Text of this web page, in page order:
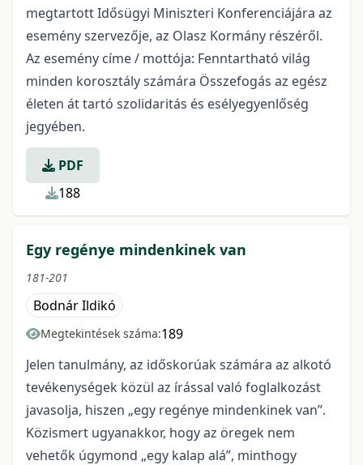
megtartott Idősügyi Miniszteri Konferenciájára az
esemény szervezője, az Olasz Kormány részéről.
Az esemény címe / mottója: Fenntartható világ
minden korosztály számára Összefogás az egész
életen át tartó szolidaritás és esélyegyenlőség
jegyében.
PDF
188
Egy regénye mindenkinek van
181-201
Bodnár Ildikó
Megtekintések száma:189
Jelen tanulmány, az időskorúak számára az alkotó
tevékenységek közül az írással való foglalkozást
javasolja, hiszen „egy regénye mindenkinek van”.
Közismert ugyanakkor, hogy az öregek nem
vehetők úgymond „egy kalap alá”, minthogy